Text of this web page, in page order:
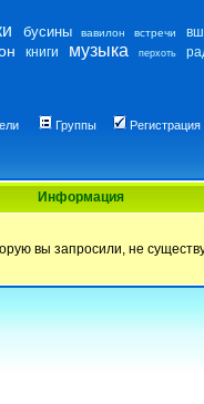
бусины вавилон встречи
книги музыка перхоть
Группы Регистрация
Информация
вы запросили, не